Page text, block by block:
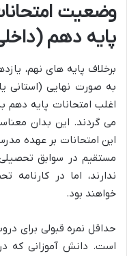
وضعیت
پایه دهم
برخلاف پایه های نهم،
به صورت نهایی (استانی
اغلب امتحانات پایه دهم
می گردند. این بدان
این امتحانات بر عهده
مستقیم در سوابق
ندارند، اما در کارنامه
خواهند بود.
است. دانش آموزانی که